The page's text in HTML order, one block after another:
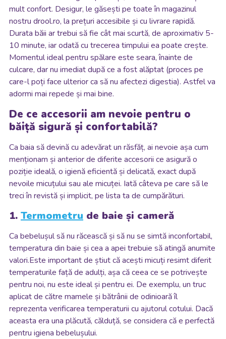
mult confort. Desigur, le găsești pe toate în magazinul
nostru drool.ro, la prețuri accesibile și cu livrare rapidă.
Durata băii ar trebui să fie cât mai scurtă, de aproximativ 5-
10 minute, iar odată cu trecerea timpului ea poate crește.
Momentul ideal pentru spălare este seara, înainte de
culcare, dar nu imediat după ce a fost alăptat (proces pe
care-l poți face ulterior ca să nu afectezi digestia). Astfel va
adormi mai repede și mai bine.
De ce accesorii am nevoie pentru o
băiță sigură și confortabilă?
Ca baia să devină cu adevărat un răsfăț, ai nevoie așa cum
menționam și anterior de diferite accesorii ce asigură o
poziție ideală, o igienă eficientă și delicată, exact după
nevoile micuțului sau ale micuței. Iată câteva pe care să le
treci în revistă și implicit, pe lista ta de cumpărături.
1. Termometru de baie și cameră
Ca bebelușul să nu răcească și să nu se simtă inconfortabil,
temperatura din baie și cea a apei trebuie să atingă anumite
valori.Este important de știut că acești micuți resimt diferit
temperaturile față de adulți, așa că ceea ce se potrivește
pentru noi, nu este ideal și pentru ei. De exemplu, un truc
aplicat de către mamele și bătrânii de odinioară îl
reprezenta verificarea temperaturii cu ajutorul cotului. Dacă
aceasta era una plăcută, călduță, se considera că e perfectă
pentru igiena bebelușului.